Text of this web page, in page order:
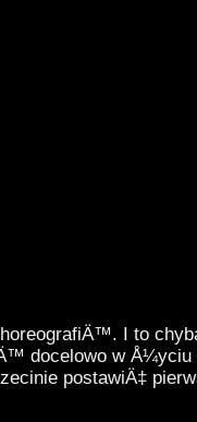
I to
docelowo w Å¼yciu
postawiÄ‡